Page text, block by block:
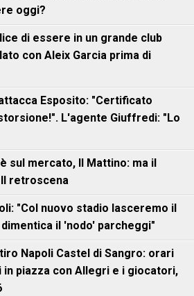
oggi?
di essere in un grande club
con Aleix Garcia prima di
Esposito: "Certificato
L'agente Giuffredi: "Lo
sul mercato, Il Mattino: ma il
Il retroscena
"Col nuovo stadio lasceremo il
il 'nodo' parcheggi"
Napoli Castel di Sangro: orari
in piazza con Allegri e i giocatori,